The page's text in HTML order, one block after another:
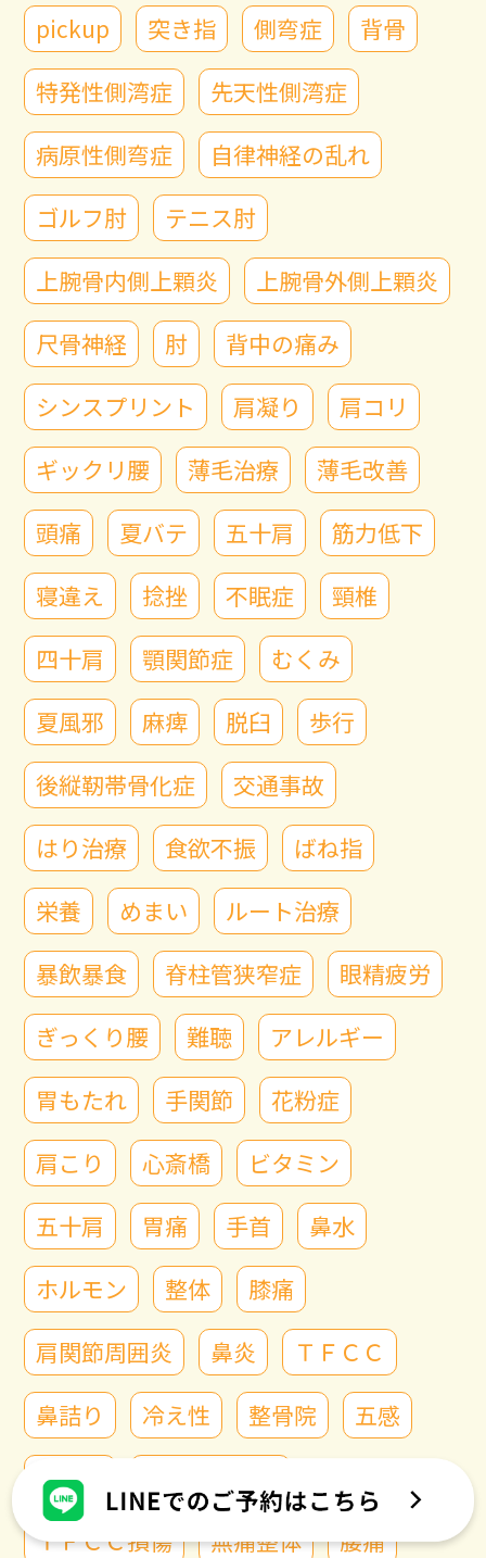
pickup
突き指 側弯症
背骨
特発性側湾症
先天性側湾症
病原性側弯症
自律神経の乱れ
ゴルフ肘
テニス肘
上腕骨内側上顆炎
上腕骨外側上顆炎
尺骨神経
肘
背中の痛み
シンスプリント
肩凝り
肩コリ
ギックリ腰
薄毛治療
薄毛改善
頭痛
夏バテ 五十肩
筋力低下
寝違え
捻挫 不眠症
頸椎
四十肩
顎関節症
むくみ
夏風邪
麻痺 脱臼
歩行
後縦靭帯骨化症
交通事故
はり治療
食欲不振
ばね指
栄養
めまい
ルート治療
暴飲暴食
脊柱管狭窄症
眼精疲労
ぎっくり腰
難聴
アレルギー
胃もたれ
手関節
花粉症
肩こり
心斎橋
ビタミン
五十肩
胃痛 手首
鼻水
ホルモン
整体
膝痛
肩関節周囲炎
鼻炎
ＴＦＣＣ
鼻詰り
冷え性 整骨院
五感
腱鞘炎
ＴＦＣＣ損傷
無痛整体 腰痛